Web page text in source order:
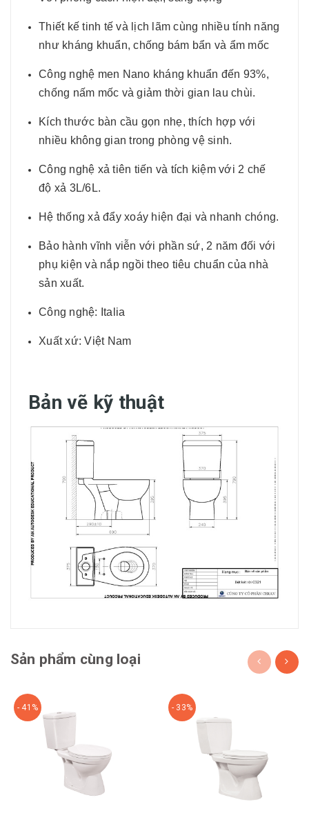
Thiết kế tinh tế và lịch lãm cùng nhiều tính năng
như kháng khuẩn, chống bám bẩn và ẩm mốc
Công nghệ men Nano kháng khuẩn đến 93%,
chống nấm mốc và giảm thời gian lau chùi.
Kích thước bàn cầu gọn nhẹ, thích hợp với
nhiều không gian trong phòng vệ sinh.
Công nghệ xả tiên tiến và tích kiệm với 2 chế
độ xả 3L/6L.
Hệ thống xả đẩy xoáy hiện đại và nhanh chóng.
Bảo hành vĩnh viễn với phần sứ, 2 năm đối với
phụ kiện và nắp ngồi theo tiêu chuẩn của nhà
sản xuất.
Công nghệ: Italia
Xuất xứ: Việt Nam
Bản vẽ kỹ thuật
Sản phẩm cùng loại
- 41% - 33%